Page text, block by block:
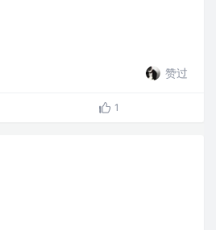
赞过
1